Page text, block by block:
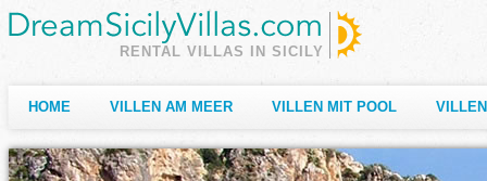
RENTAL VILLAS IN SICILY
HOME VILLEN AM MEER VILLEN MIT POOL